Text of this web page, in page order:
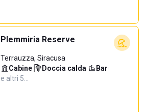
Plemmiria Reserve
Terrauzza, Siracusa
Cabine· Doccia calda· Bar·
e altri 5…